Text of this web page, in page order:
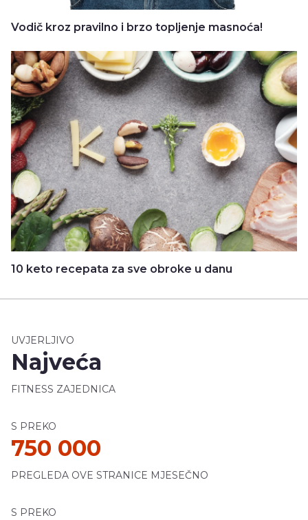
Vodič kroz pravilno i brzo topljenje masnoća!
10 keto recepata za sve obroke u danu
UVJERLJIVO
Najveća
FITNESS ZAJEDNICA
S PREKO
750 000
PREGLEDA OVE STRANICE MJESEČNO
S PREKO